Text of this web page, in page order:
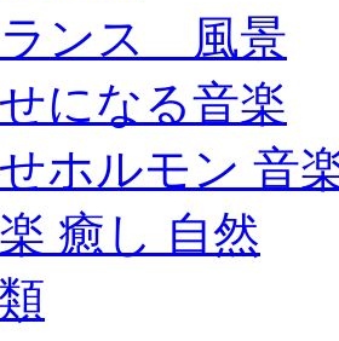
ンス 風景
になる音楽
ホルモン 音
癒し 自然